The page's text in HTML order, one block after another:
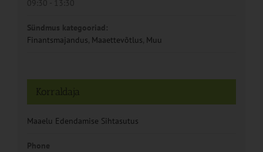
09:30 - 13:30
Sündmus kategooriad:
Finantsmajandus, Maaettevõtlus, Muu
Korraldaja
Maaelu Edendamise Sihtasutus
Phone